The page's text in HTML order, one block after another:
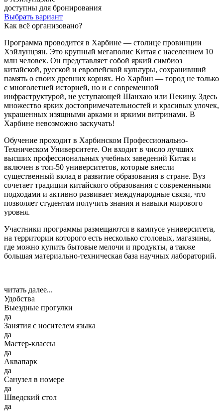
доступны для бронирования
Выбрать вариант
Как всё организовано?
Программа проводится в Харбине — столице провинции
Хэйлунцзян. Это крупный мегаполис Китая с населением 10
млн человек. Он представляет собой яркий симбиоз
китайской, русской и европейской культуры, сохранивший
память о своих древних корнях. Но Харбин — город не только
с многолетней историей, но и с современной
инфраструктурой, не уступающей Шанхаю или Пекину. Здесь
множество ярких достопримечательностей и красивых улочек,
украшенных изящными арками и яркими витринами. В
Харбине невозможно заскучать!
Обучение проходит в Харбинском Профессионально-
Техническом Университете. Он входит в число лучших
высших профессиональных учебных заведений Китая и
включен в топ-50 университетов, которые внесли
существенный вклад в развитие образования в стране. Вуз
сочетает традиции китайского образования с современными
подходами и активно развивает международные связи, что
позволяет студентам получить знания и навыки мирового
уровня.
Участники программы размещаются в кампусе университета,
на территории которого есть несколько столовых, магазины,
где можно купить бытовые мелочи и продукты, а также
большая материально-техническая база научных лабораторий.
читать далее...
Удобства
Выездные прогулки
да
Занятия с носителем языка
да
Мастер-классы
да
Аквапарк
да
Санузел в номере
да
Шведский стол
да